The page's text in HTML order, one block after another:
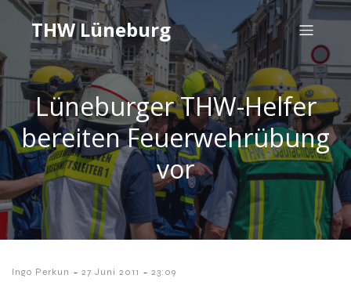
THW Lüneburg
Lüneburger THW-Helfer
bereiten Feuerwehrübung
vor
Ingo Perkun - 27 Juni 2011 - 23:09